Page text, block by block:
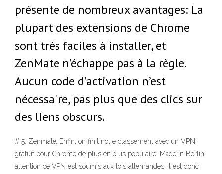
présente de nombreux avantages: La
plupart des extensions de Chrome
sont très faciles à installer, et
ZenMate n’échappe pas à la règle.
Aucun code d’activation n’est
nécessaire, pas plus que des clics sur
des liens obscurs.
# 5. Zenmate. Enfin, on finit notre classement avec un VPN
gratuit pour Chrome de plus en plus populaire. Made in Berlin,
attention ce VPN est soumis aux lois allemandes! Il est donc